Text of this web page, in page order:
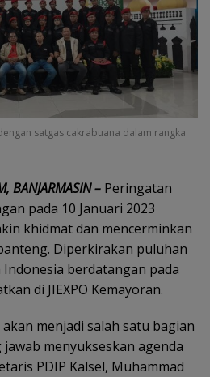
satgas cakrabuana dalam rangka
BANJARMASIN – Peringatan
pada 10 Januari 2023
khidmat dan mencerminkan
Diperkirakan puluhan
berdatangan pada
di JIEXPO Kemayoran.
menjadi salah satu bagian
menyukseskan agenda
PDIP Kalsel, Muhammad